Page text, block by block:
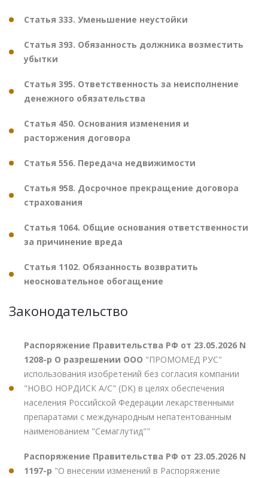
Статья 333. Уменьшение неустойки
Статья 393. Обязанность должника возместить
убытки
Статья 395. Ответственность за неисполнение
денежного обязательства
Статья 450. Основания изменения и
расторжения договора
Статья 556. Передача недвижимости
Статья 958. Досрочное прекращение договора
страхования
Статья 1064. Общие основания ответственности
за причинение вреда
Статья 1102. Обязанность возвратить
неосновательное обогащение
Законодательство
Распоряжение Правительства РФ от 23.05.2026 N
1208-р О разрешении ООО "ПРОМОМЕД РУС"
использования изобретений без согласия компании
"НОВО НОРДИСК А/С" (DK) в целях обеспечения
населения Российской Федерации лекарственными
препаратами с международным непатентованным
наименованием "Семаглутид""
Распоряжение Правительства РФ от 23.05.2026 N
1197-р "О внесении изменений в Распоряжение